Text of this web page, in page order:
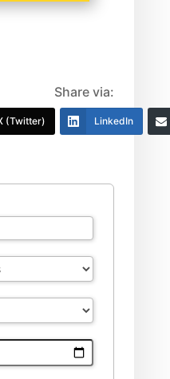
Share via:
(Twitter) LinkedIn